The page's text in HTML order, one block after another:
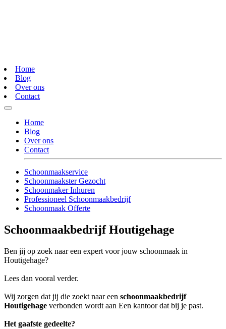
Home
Blog
Over ons
Contact
Home
Blog
Over ons
Contact
Schoonmaakservice
Schoonmaakster Gezocht
Schoonmaker Inhuren
Professioneel Schoonmaakbedrijf
Schoonmaak Offerte
Schoonmaakbedrijf Houtigehage
Ben jij op zoek naar een expert voor jouw schoonmaak in
Houtigehage?
Lees dan vooral verder.
Wij zorgen dat jij die zoekt naar een schoonmaakbedrijf
Houtigehage verbonden wordt aan Een kantoor dat bij je past.
Het gaafste gedeelte?